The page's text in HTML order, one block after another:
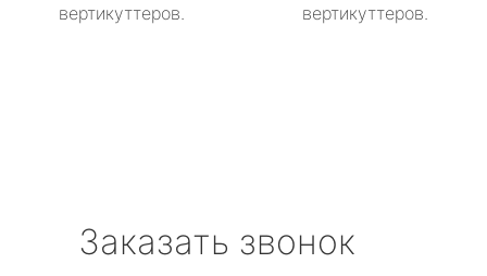
вертикуттеров.
вертикуттеров.
Заказать звонок